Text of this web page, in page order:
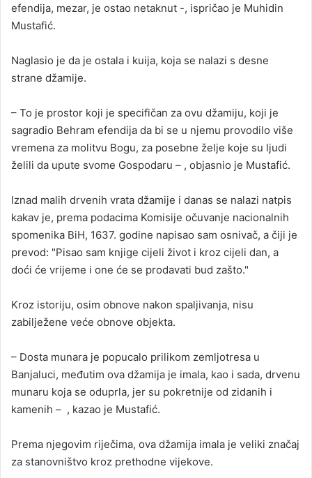
efendija, mezar, je ostao netaknut -, ispričao je Muhidin
Mustafić.
Naglasio je da je ostala i kuija, koja se nalazi s desne
strane džamije.
– To je prostor koji je specifičan za ovu džamiju, koji je
sagradio Behram efendija da bi se u njemu provodilo više
vremena za molitvu Bogu, za posebne želje koje su ljudi
želili da upute svome Gospodaru – , objasnio je Mustafić.
Iznad malih drvenih vrata džamije i danas se nalazi natpis
kakav je, prema podacima Komisije očuvanje nacionalnih
spomenika BiH, 1637. godine napisao sam osnivač, a čiji je
prevod: "Pisao sam knjige cijeli život i kroz cijeli dan, a
doći će vrijeme i one će se prodavati bud zašto."
Kroz istoriju, osim obnove nakon spaljivanja, nisu
zabilježene veće obnove objekta.
– Dosta munara je popucalo prilikom zemljotresa u
Banjaluci, međutim ova džamija je imala, kao i sada, drvenu
munaru koja se oduprla, jer su pokretnije od zidanih i
kamenih – , kazao je Mustafić.
Prema njegovim riječima, ova džamija imala je veliki značaj
za stanovništvo kroz prethodne vijekove.